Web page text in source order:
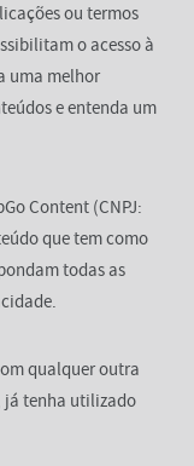
ou termos
o acesso à
uma melhor
e entenda um
Content (CNPJ:
que tem como
todas as
qualquer outra
já tenha utilizado